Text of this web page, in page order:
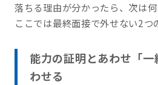
落ちる理由が分かったら、次は
ここでは最終面接で外せない2つ
能力の証明とあわせ「
わせる